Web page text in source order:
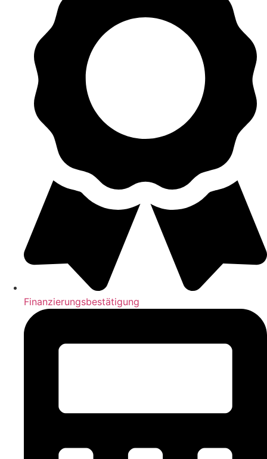
Finanzierungsbestätigung